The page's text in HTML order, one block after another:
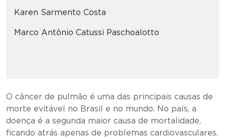
Karen Sarmento Costa
Marco Antônio Catussi Paschoalotto
O câncer de pulmão é uma das principais causas de
morte evitável no Brasil e no mundo. No país, a
doença é a segunda maior causa de mortalidade,
ficando atrás apenas de problemas cardiovasculares.